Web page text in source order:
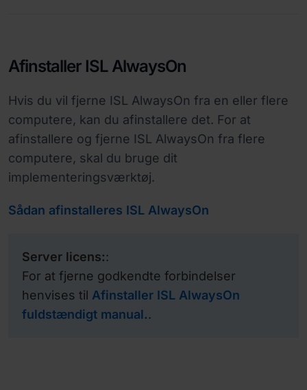
Afinstaller ISL AlwaysOn
Hvis du vil fjerne ISL AlwaysOn fra en eller flere
computere, kan du afinstallere det. For at
afinstallere og fjerne ISL AlwaysOn fra flere
computere, skal du bruge dit
implementeringsværktøj.
Sådan afinstalleres ISL AlwaysOn
Server licens::
For at fjerne godkendte forbindelser
henvises til Afinstaller ISL AlwaysOn
fuldstændigt manual..